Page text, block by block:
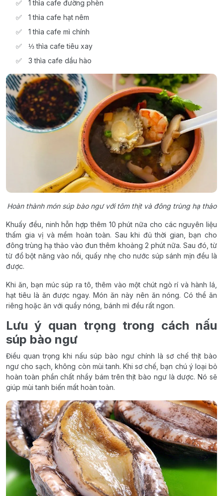
1 thìa cafe đường phèn
1 thìa cafe hạt nêm
1 thìa cafe mì chính
⅓ thìa cafe tiêu xay
3 thìa cafe dầu hào
Hoàn thành món súp bào ngư với tôm thịt và đông trùng hạ thảo
Khuấy đều, ninh hỗn hợp thêm 10 phút nữa cho các nguyên liệu
thấm gia vị và mềm hoàn toàn. Sau khi đủ thời gian, bạn cho
đông trùng hạ thảo vào đun thêm khoảng 2 phút nữa. Sau đó, từ
từ đổ bột năng vào nồi, quấy nhẹ cho nước súp sánh mịn đều là
được.
Khi ăn, bạn múc súp ra tô, thêm vào một chút ngò rí và hành lá,
hạt tiêu là ăn được ngay. Món ăn này nên ăn nóng. Có thể ăn
riêng hoặc ăn với quẩy nóng, bánh mì đều rất ngon.
Lưu ý quan trọng trong cách nấu
súp bào ngư
Điều quan trọng khi nấu súp bào ngư chính là sơ chế thịt bào
ngư cho sạch, không còn mùi tanh. Khi sơ chế, bạn chú ý loại bỏ
hoàn toàn phần chất nhầy bám trên thịt bào ngư là dược. Nó sẽ
giúp mùi tanh biến mất hoàn toàn.